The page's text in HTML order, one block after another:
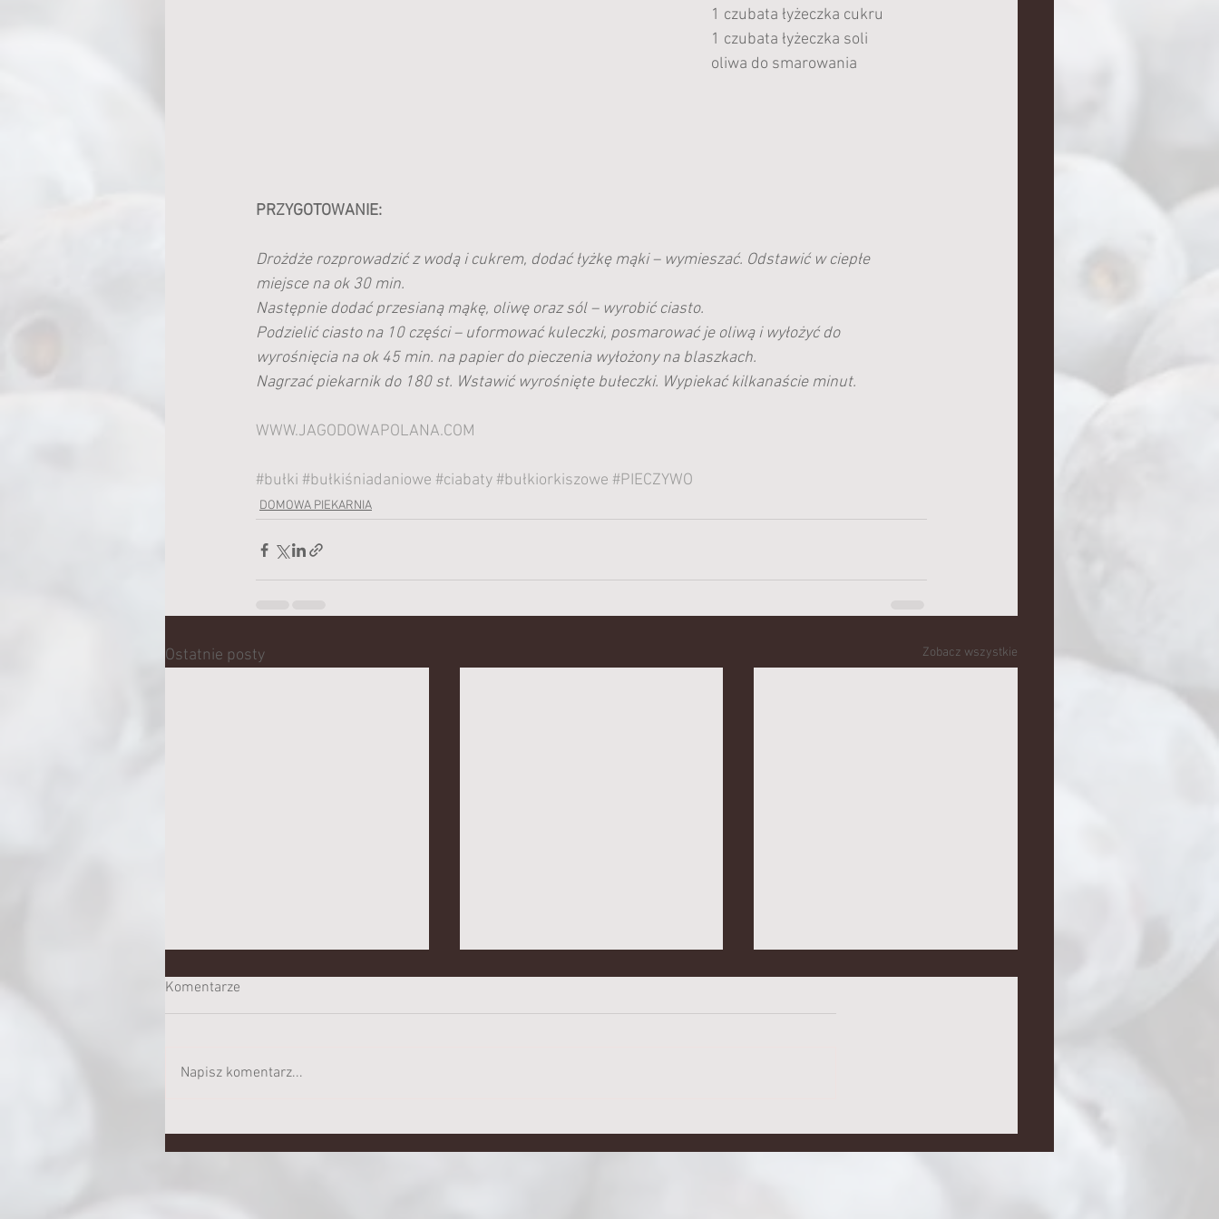
1 czubata łyżeczka cukru
1 czubata łyżeczka soli
oliwa do smarowania
PRZYGOTOWANIE:
Drożdże rozprowadzić z wodą i cukrem, dodać łyżkę mąki – wymieszać. Odstawić w ciepłe
miejsce na ok 30 min.
Następnie dodać przesianą mąkę, oliwę oraz sól – wyrobić ciasto.
Podzielić ciasto na 10 części – uformować kuleczki, posmarować je oliwą i wyłożyć do
wyrośnięcia na ok 45 min. na papier do pieczenia wyłożony na blaszkach.
Nagrzać piekarnik do 180 st. Wstawić wyrośnięte bułeczki. Wypiekać kilkanaście minut.
WWW.JAGODOWAPOLANA.COM
#bułki #bułkiśniadaniowe #ciabaty#bułkiorkiszowe #PIECZYWO
DOMOWA PIEKARNIA
Ostatnie posty Zobacz wszystkie
SZYBKIE BUŁKI ORKISZOWO -
ŻYTNIE
MOJE LENIWE PROZIAKI Z
TEGO, CO MAM...
CHLEB Z KASZY GRYCZANEJ
BEZGLUTENOWY – PROSTY
Komentarze
Napisz komentarz...